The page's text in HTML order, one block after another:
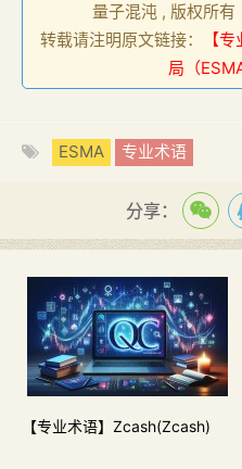
量子混沌 , 版权所有
转载请注明原文链接：
【
局（
ESMA 专业术语
分享：
【专业术语】Zcash(Zcash)